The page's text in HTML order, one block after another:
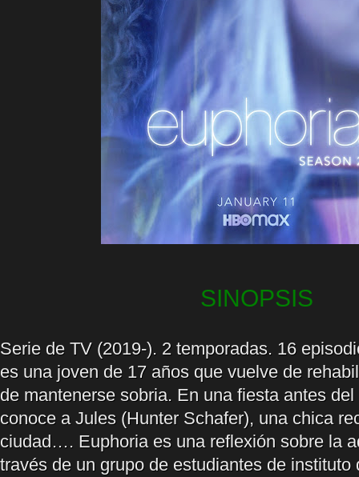
SINOPSIS
Serie de TV (2019-). 2 temporadas. 16
es una joven de 17 años que vuelve de
de mantenerse sobria. En una fiesta antes
conoce a Jules (Hunter Schafer), una chica
ciudad…. Euphoria es una reflexión sobre la
través de un grupo de estudiantes de instituto